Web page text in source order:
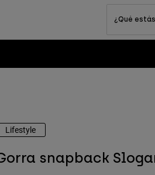
¿Qué
Lifestyle
snapback